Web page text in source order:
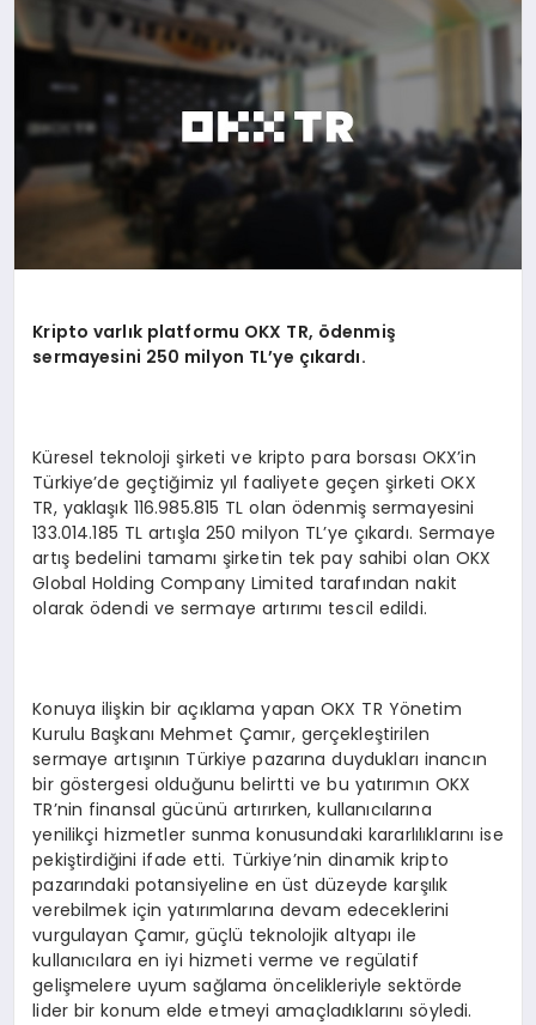
Kripto varlık platformu OKX TR, ödenmiş
sermayesini 250 milyon TL’ye çıkardı.
Küresel teknoloji şirketi ve kripto para borsası OKX’in
Türkiye’de geçtiğimiz yıl faaliyete geçen şirketi OKX
TR, yaklaşık 116.985.815 TL olan ödenmiş sermayesini
133.014.185 TL artışla 250 milyon TL’ye çıkardı. Sermaye
artış bedelini tamamı şirketin tek pay sahibi olan OKX
Global Holding Company Limited tarafından nakit
olarak ödendi ve sermaye artırımı tescil edildi.
Konuya ilişkin bir açıklama yapan OKX TR Yönetim
Kurulu Başkanı Mehmet Çamır, gerçekleştirilen
sermaye artışının Türkiye pazarına duydukları inancın
bir göstergesi olduğunu belirtti ve bu yatırımın OKX
TR’nin finansal gücünü artırırken, kullanıcılarına
yenilikçi hizmetler sunma konusundaki kararlılıklarını ise
pekiştirdiğini ifade etti. Türkiye’nin dinamik kripto
pazarındaki potansiyeline en üst düzeyde karşılık
verebilmek için yatırımlarına devam edeceklerini
vurgulayan Çamır, güçlü teknolojik altyapı ile
kullanıcılara en iyi hizmeti verme ve regülatif
gelişmelere uyum sağlama öncelikleriyle sektörde
lider bir konum elde etmeyi amaçladıklarını söyledi.